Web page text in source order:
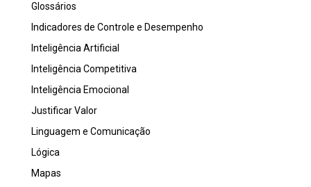
Glossários
Indicadores de Controle e Desempenho
Inteligência Artificial
Inteligência Competitiva
Inteligência Emocional
Justificar Valor
Linguagem e Comunicação
Lógica
Mapas